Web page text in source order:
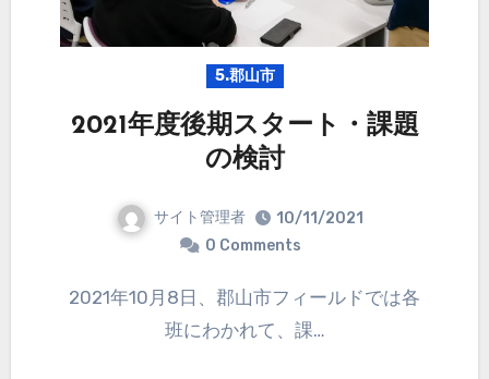
5.郡山市
2021年度後期スタート・課題
の検討
サイト管理者
10/11/2021
0 Comments
2021年10月8日、郡山市フィールドでは各
班にわかれて、課…